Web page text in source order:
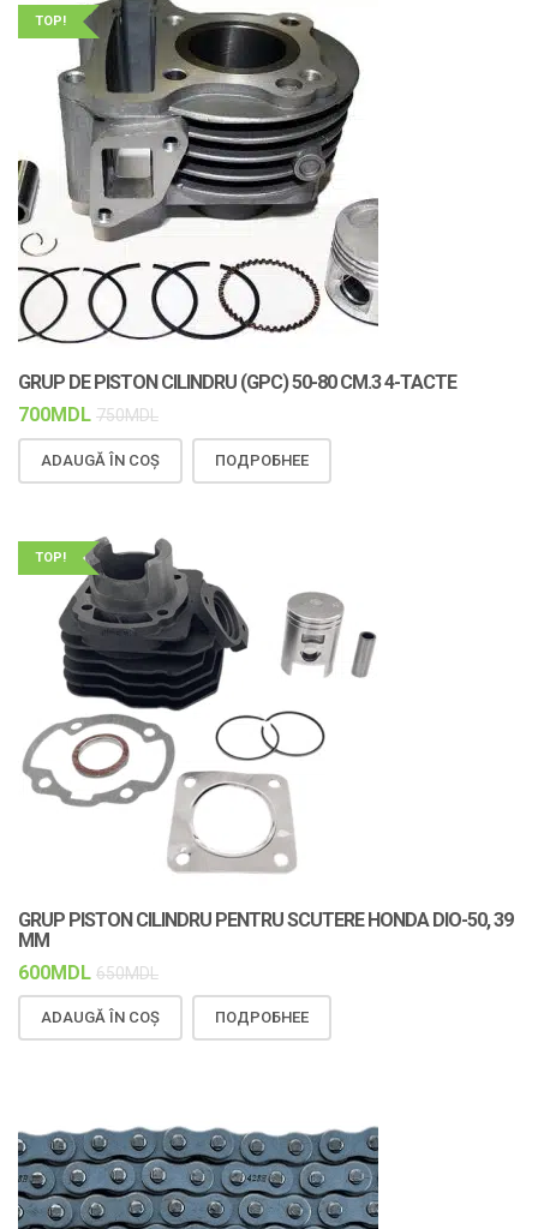
TOP!
GRUP DE PISTON CILINDRU (GPC) 50-80 CM.3 4-TACTE
700MDL 750MDL
ADAUGĂ ÎN COȘ ПОДРОБНЕЕ
TOP!
GRUP PISTON CILINDRU PENTRU SCUTERE HONDA DIO-50, 39
MM
600MDL 650MDL
ADAUGĂ ÎN COȘ ПОДРОБНЕЕ